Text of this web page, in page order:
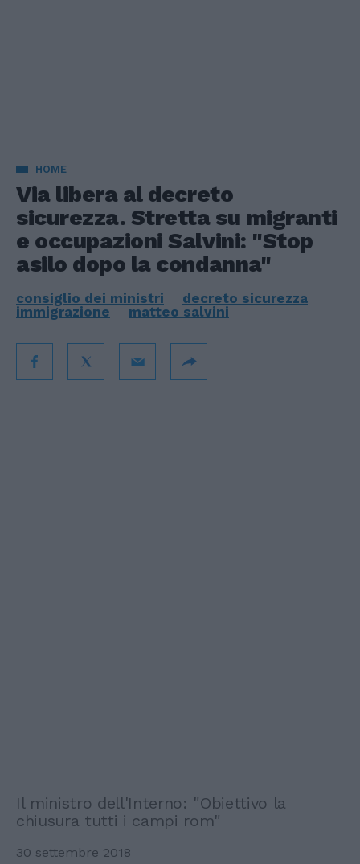
HOME
Via libera al decreto
sicurezza. Stretta su migranti
e occupazioni Salvini: "Stop
asilo dopo la condanna"
consiglio dei ministri
decreto sicurezza
immigrazione
matteo salvini
Il ministro dell'Interno: "Obiettivo la
chiusura tutti i campi rom"
30 settembre 2018